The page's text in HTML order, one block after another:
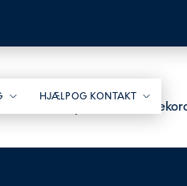
HJÆLP OG KONTAKT​
østdanske privatkunder